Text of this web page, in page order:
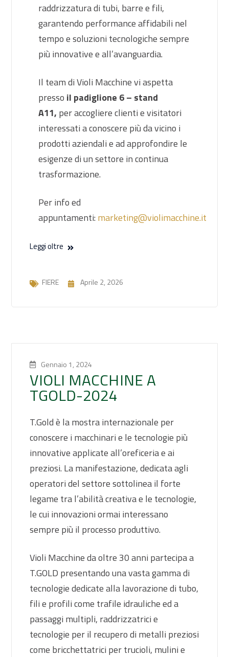
raddrizzatura di tubi, barre e fili,
garantendo performance affidabili nel
tempo e soluzioni tecnologiche sempre
più innovative e all’avanguardia.
Il team di Violi Macchine vi aspetta
presso il padiglione 6 – stand
A11, per accogliere clienti e visitatori
interessati a conoscere più da vicino i
prodotti aziendali e ad approfondire le
esigenze di un settore in continua
trasformazione.
Per info ed
appuntamenti: marketing@violimacchine.it
Leggi oltre
FIERE Aprile 2, 2026
Gennaio 1, 2024
VIOLI MACCHINE A
TGOLD-2024
T.Gold è la mostra internazionale per
conoscere i macchinari e le tecnologie più
innovative applicate all’oreficeria e ai
preziosi. La manifestazione, dedicata agli
operatori del settore sottolinea il forte
legame tra l’abilità creativa e le tecnologie,
le cui innovazioni ormai interessano
sempre più il processo produttivo.
Violi Macchine da oltre 30 anni partecipa a
T.GOLD presentando una vasta gamma di
tecnologie dedicate alla lavorazione di tubo,
fili e profili come trafile idrauliche ed a
passaggi multipli, raddrizzatrici e
tecnologie per il recupero di metalli preziosi
come bricchettatrici per trucioli, mulini e